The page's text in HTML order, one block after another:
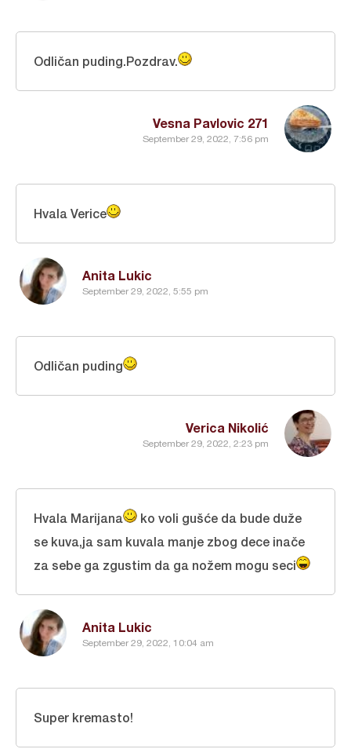
Vesna Pavlovic 271
September 29, 2022, 7:56 pm
Odličan puding.Pozdrav.
Anita Lukic
September 29, 2022, 5:55 pm
Hvala Verice
Verica Nikolić
September 29, 2022, 2:23 pm
Odličan puding
Anita Lukic
September 29, 2022, 10:04 am
Hvala Marijana
ko voli gušće da bude duže
se kuva,ja sam kuvala manje zbog dece inače
za sebe ga zgustim da ga nožem mogu seci
Super kremasto!